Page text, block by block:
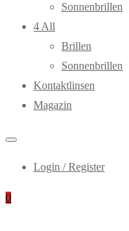
Sonnenbrillen
4 All
Brillen
Sonnenbrillen
Kontaktlinsen
Magazin
Login / Register
0